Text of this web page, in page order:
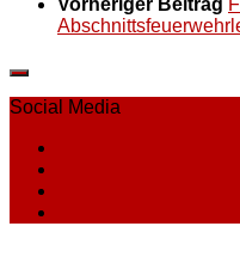
Vorheriger Beitrag
Social Media